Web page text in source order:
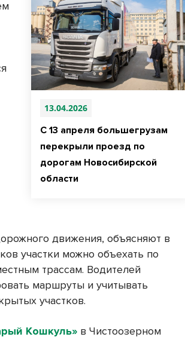
13.04.2026
С 13 апреля большегрузам
перекрыли проезд по
дорогам Новосибирской
области
движения, объясняют в
участки можно объехать по
трассам. Водителей
маршруты и учитывать
участков.
Кошкуль» в Чистоозерном